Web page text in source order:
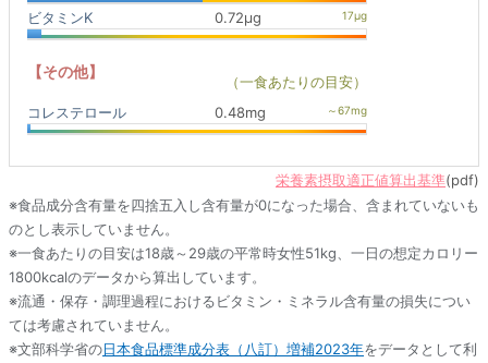
ビタミンK 0.72μg
【その他】
（一食あたりの目安）
コレステロール
0.48mg
栄養素摂取適正値算出基準(pdf)
※食品成分含有量を四捨五入し含有量が0になった場合、含まれていないも
のとし表示していません。
※一食あたりの目安は18歳～29歳の平常時女性51kg、一日の想定カロリー
1800kcalのデータから算出しています。
※流通・保存・調理過程におけるビタミン・ミネラル含有量の損失につい
ては考慮されていません。
※文部科学省の日本食品標準成分表（八訂）増補2023年をデータとして利